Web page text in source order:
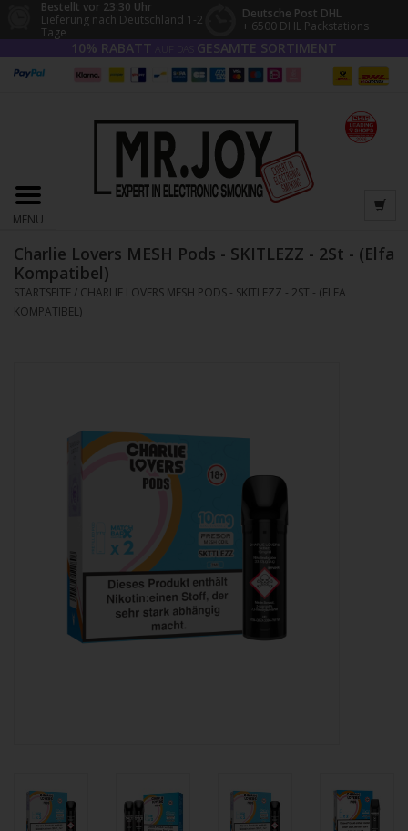
Bestellt vor 23:30 Uhr
Lieferung nach Deutschland 1-2
Tage
Deutsche Post DHL
+ 6500 DHL Packstations
10% RABATT GESAMTE SORTIMENT
MENU
Charlie Lovers MESH Pods - SKITLEZZ - 2St - (Elfa
Kompatibel)
STARTSEITE / CHARLIE LOVERS MESH PODS - SKITLEZZ - 2ST - (ELFA
KOMPATIBEL)